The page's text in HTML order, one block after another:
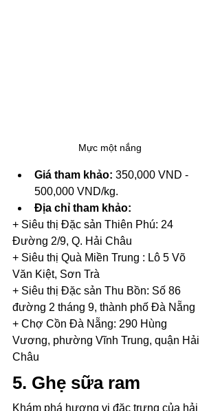
Mực một nắng
Giá tham khảo: 350,000 VND -
500,000 VND/kg.
Địa chỉ tham khảo:
+ Siêu thị Đặc sản Thiên Phú: 24
Đường 2/9, Q. Hải Châu
+ Siêu thị Quà Miền Trung : Lô 5 Võ
Văn Kiệt, Sơn Trà
+ Siêu thị Đặc sản Thu Bồn: Số 86
đường 2 tháng 9, thành phố Đà Nẵng
+ Chợ Cồn Đà Nẵng: 290 Hùng
Vương, phường Vĩnh Trung, quận Hải
Châu
5. Ghẹ sữa ram
Khám phá hương vị đặc trưng của hải